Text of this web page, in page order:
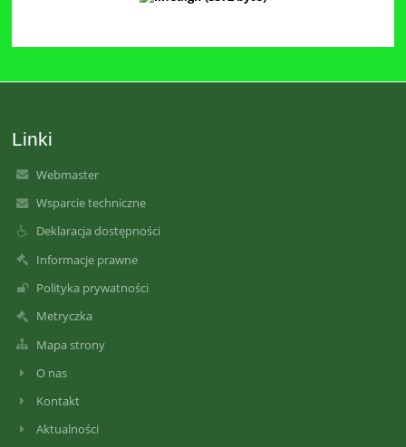
Linki
Webmaster
Wsparcie techniczne
Deklaracja dostępności
Informacje prawne
Polityka prywatności
Metryczka
Mapa strony
O nas
Kontakt
Aktualności